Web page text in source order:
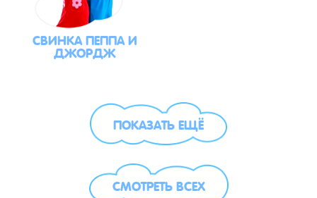
СВИНКА ПЕППА И
ДЖОРДЖ
ПОКАЗАТЬ ЕЩЁ
СМОТРЕТЬ ВСЕХ